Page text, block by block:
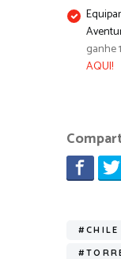
ganhe
AQUI!
#CHILE